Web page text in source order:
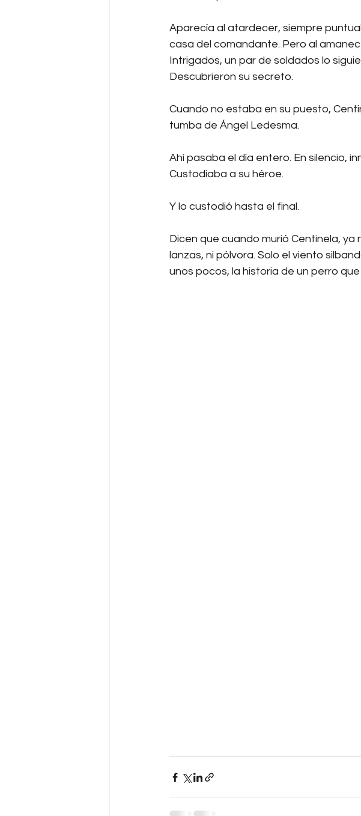
Aparecía al atardecer, siempre
casa del comandante. Pero al
Intrigados, un par de soldados lo
Descubrieron su secreto.
Cuando no estaba en su puesto,
tumba de Ángel Ledesma.
Ahí pasaba el día entero. En silencio,
Custodiaba a su héroe.
Y lo custodió hasta el final.
Dicen que cuando murió Centinela,
lanzas, ni pólvora. Solo el viento
unos pocos, la historia de un perro